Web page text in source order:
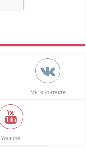
Мы вКонтакте
Youtube